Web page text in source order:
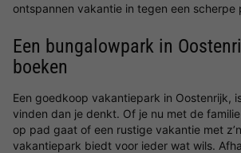
ontspannen vakantie in tegen een scherpe
Een bungalowpark in
boeken
Een goedkoop vakantiepark in Oostenrijk,
vinden dan je denkt. Of je nu met de
op pad gaat of een rustige vakantie met
vakantiepark biedt voor ieder wat wils.